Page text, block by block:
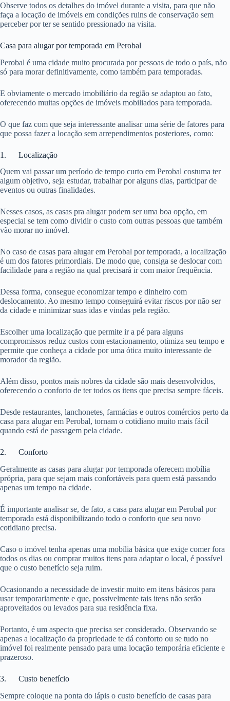
Observe todos os detalhes do imóvel durante a visita, para que não
faça a locação de imóveis em condições ruins de conservação sem
perceber por ter se sentido pressionado na visita.
Casa para alugar por temporada em Perobal
Perobal é uma cidade muito procurada por pessoas de todo o país, não
só para morar definitivamente, como também para temporadas.
E obviamente o mercado imobiliário da região se adaptou ao fato,
oferecendo muitas opções de imóveis mobiliados para temporada.
O que faz com que seja interessante analisar uma série de fatores para
que possa fazer a locação sem arrependimentos posteriores, como:
1. Localização
Quem vai passar um período de tempo curto em Perobal costuma ter
algum objetivo, seja estudar, trabalhar por alguns dias, participar de
eventos ou outras finalidades.
Nesses casos, as casas pra alugar podem ser uma boa opção, em
especial se tem como dividir o custo com outras pessoas que também
vão morar no imóvel.
No caso de casas para alugar em Perobal por temporada, a localização
é um dos fatores primordiais. De modo que, consiga se deslocar com
facilidade para a região na qual precisará ir com maior frequência.
Dessa forma, consegue economizar tempo e dinheiro com
deslocamento. Ao mesmo tempo conseguirá evitar riscos por não ser
da cidade e minimizar suas idas e vindas pela região.
Escolher uma localização que permite ir a pé para alguns
compromissos reduz custos com estacionamento, otimiza seu tempo e
permite que conheça a cidade por uma ótica muito interessante de
morador da região.
Além disso, pontos mais nobres da cidade são mais desenvolvidos,
oferecendo o conforto de ter todos os itens que precisa sempre fáceis.
Desde restaurantes, lanchonetes, farmácias e outros comércios perto da
casa para alugar em Perobal, tornam o cotidiano muito mais fácil
quando está de passagem pela cidade.
2. Conforto
Geralmente as casas para alugar por temporada oferecem mobília
própria, para que sejam mais confortáveis para quem está passando
apenas um tempo na cidade.
É importante analisar se, de fato, a casa para alugar em Perobal por
temporada está disponibilizando todo o conforto que seu novo
cotidiano precisa.
Caso o imóvel tenha apenas uma mobília básica que exige comer fora
todos os dias ou comprar muitos itens para adaptar o local, é possível
que o custo benefício seja ruim.
Ocasionando a necessidade de investir muito em itens básicos para
usar temporariamente e que, possivelmente tais itens não serão
aproveitados ou levados para sua residência fixa.
Portanto, é um aspecto que precisa ser considerado. Observando se
apenas a localização da propriedade te dá conforto ou se tudo no
imóvel foi realmente pensado para uma locação temporária eficiente e
prazeroso.
3. Custo benefício
Sempre coloque na ponta do lápis o custo benefício de casas para